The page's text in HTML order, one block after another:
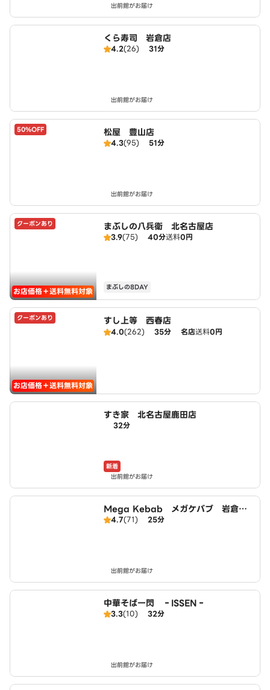
出前館がお届け
くら寿司 岩倉店
4.2(26) 31分
出前館がお届け
50%OFF 松屋 豊山店
4.3(95) 51分
出前館がお届け
クーポンあり
お店価格＋送料無料対象
まぶしの八兵衛 北名古屋店
3.9(75) 40分送料0円
まぶしの8DAY
クーポンあり
お店価格＋送料無料対象
すし上等 西春店
4.0(262) 35分 名店送料0円
すき家 北名古屋鹿田店
32分
新着
出前館がお届け
Mega Kebab メガケバブ 岩倉
店 Halal ハラール
4.7(71) 25分
出前館がお届け
中華そば一閃 ‐ISSEN‐
3.3(10) 32分
出前館がお届け